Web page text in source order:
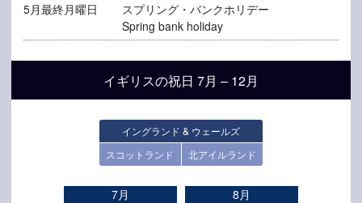
イギリスの祝日 7月 – 12月
イングランド & ウェールズ
スコットランド
北アイルランド
7月 8月
5月最終月曜日
スプリング・バンクホリデー
Spring bank holiday